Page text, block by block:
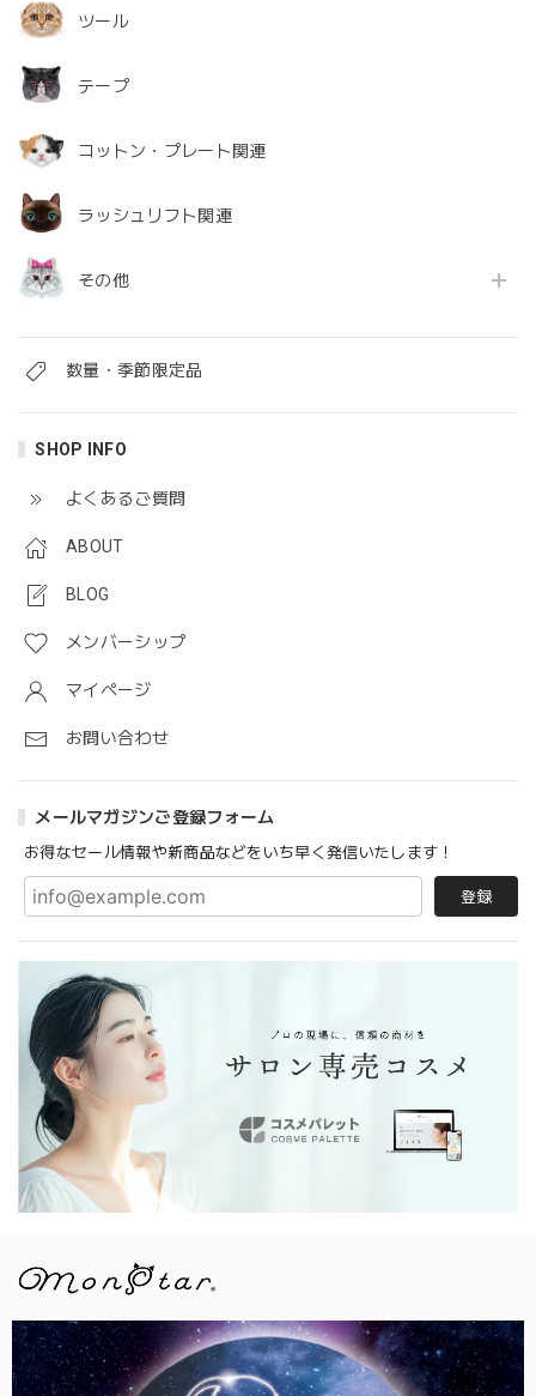
ツール
テープ
コットン・プレート関連
ラッシュリフト関連
その他
数量・季節限定品
SHOP INFO
よくあるご質問
ABOUT
BLOG
メンバーシップ
マイページ
お問い合わせ
メールマガジンご登録フォーム
お得なセール情報や新商品などをいち早く発信いたします！
登録